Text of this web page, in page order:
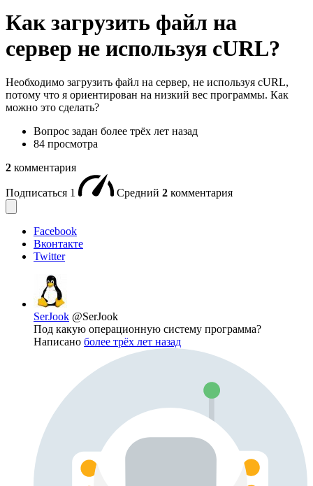
Как загрузить файл на
сервер не используя cURL?
Необходимо загрузить файл на сервер, не используя cURL,
потому что я ориентирован на низкий вес программы. Как
можно это сделать?
Вопрос задан более трёх лет назад
84 просмотра
2 комментария
Подписаться 1 Средний 2 комментария
Facebook
Вконтакте
Twitter
SerJook @SerJook
Под какую операционную систему программа?
Написано более трёх лет назад